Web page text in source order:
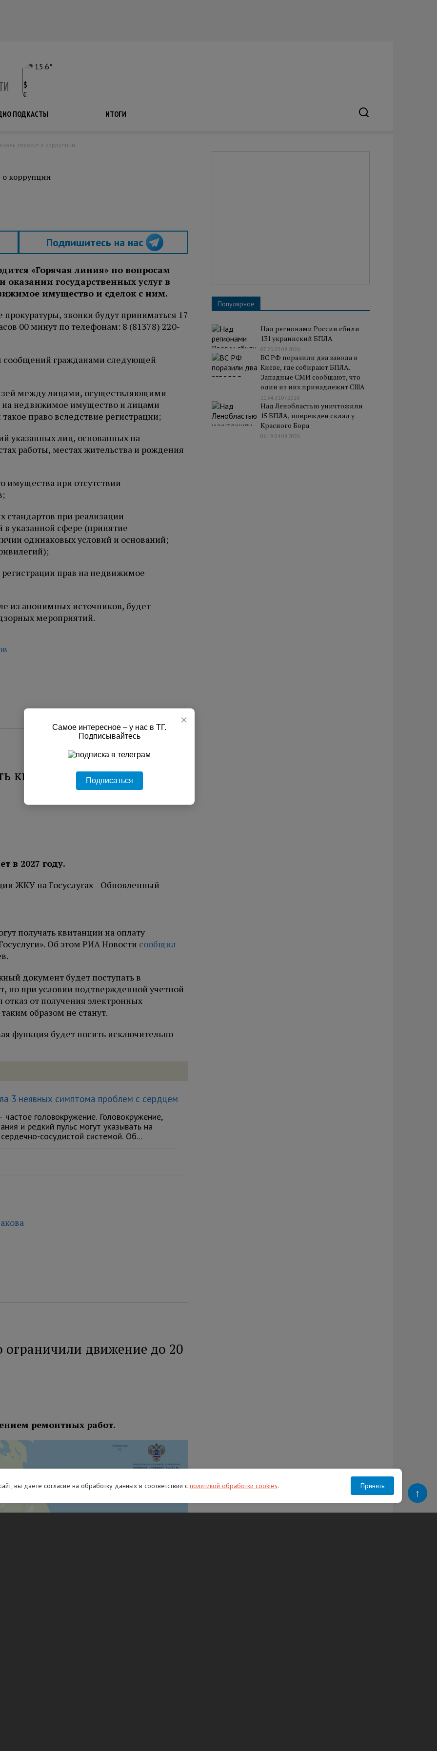
15.6°
$
€
ПОДКАСТЫ ИТОГИ
спросит о коррупции
о коррупции
Подпишитесь на нас
«Горячая линия» по вопросам
государственных услуг в
имущество и сделок с ним.
звонки будут приниматься 17
00 минут по телефонам: 8 (81378) 220-
сообщений гражданами следующей
между лицами, осуществляющими
на недвижимое имущество и лицами
право вследствие регистрации;
указанных лиц, основанных на
работы, местах жительства и рождения
имущества при отсутствии
стандартов при реализации
указанной сфере (принятие
одинаковых условий и оснований;
прав на недвижимое
из анонимных источников, будет
мероприятий.
квитанции ЖКУ на
в 2027 году.
получать квитанции на оплату
Об этом РИА Новости сообщил
документ будет поступать в
но при условии подтвержденной учетной
от получения электронных
образом не станут.
функция будет носить исключительно
3 неявных симптома проблем с сердцем
головокружение. Головокружение,
и редкий пульс могут указывать на
сосудистой системой. Об...
ограничили движение до 20
ремонтных работ.
Популярное
Над регионами России сбили
131 украинский БПЛА
07:25 03.08.2026
ВС РФ поразили два завода в
Киеве, где собирают БПЛА.
Западные СМИ сообщают, что
один из них принадлежит США
11:34 31.07.2026
Над Ленобластью уничтожили
15 БПЛА, поврежден склад у
Красного Бора
06:18 04.08.2026
×
Самое интересное – у нас в ТГ.
Подписывайтесь
Подписаться
вы даете согласие на обработку данных в соответствии с политикой обработки cookies. Принять
↑